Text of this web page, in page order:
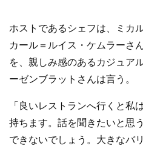
ホストであるシェフは、ミカ
カール＝ルイス・ケムラーさ
を、親しみ感のあるカジュア
ーゼンブラットさんは言う。
「良いレストランへ行くと私
持ちます。話を聞きたいと思
できないでしょう。大きなバ